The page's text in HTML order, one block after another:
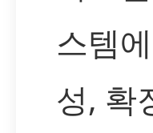
스템
성, 확